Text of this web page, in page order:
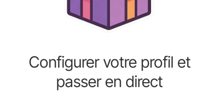
Configurer votre profil et
passer en direct